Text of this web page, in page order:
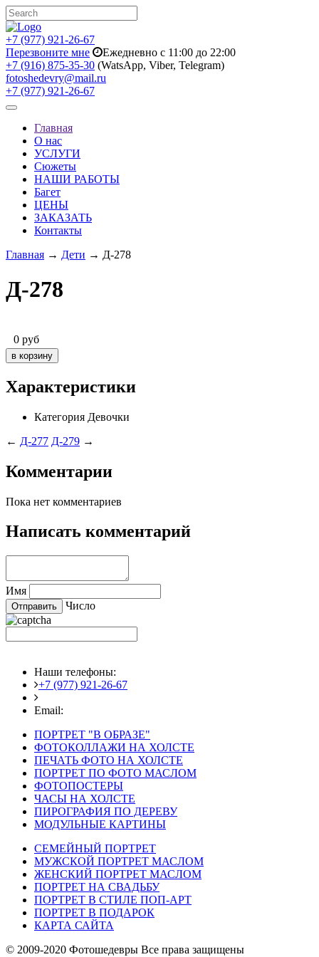
+7 (977) 921-26-67
Перезвоните мне
Ежедневно с 11:00 до 22:00
+7 (916) 875-35-30 (WatsApp, Viber, Telegram)
fotoshedevry@mail.ru
+7 (977) 921-26-67
Toggle
navigationГлавная
О нас
УСЛУГИ
Сюжеты
НАШИ РАБОТЫ
Багет
ЦЕНЫ
ЗАКАЗАТЬ
Контакты
Главная → Дети → Д-278
Д-278
0 руб
Характеристики
Категория Девочки
← Д-277 Д-279 →
Комментарии
Пока нет комментариев
Написать комментарий
Имя
Число
Наши телефоны:
+7 (977) 921-26-67
Email:
ПОРТРЕТ "В ОБРАЗЕ"
ФОТОКОЛЛАЖИ НА ХОЛСТЕ
ПЕЧАТЬ ФОТО НА ХОЛСТЕ
ПОРТРЕТ ПО ФОТО МАСЛОМ
ФОТОПОСТЕРЫ
ЧАСЫ НА ХОЛСТЕ
ПИРОГРАФИЯ ПО ДЕРЕВУ
МОДУЛЬНЫЕ КАРТИНЫ
СЕМЕЙНЫЙ ПОРТРЕТ
МУЖСКОЙ ПОРТРЕТ МАСЛОМ
ЖЕНСКИЙ ПОРТРЕТ МАСЛОМ
ПОРТРЕТ НА СВАДЬБУ
ПОРТРЕТ В СТИЛЕ ПОП-АРТ
ПОРТРЕТ В ПОДАРОК
КАРТА САЙТА
© 2009-2020 Фотошедевры Все права защищены